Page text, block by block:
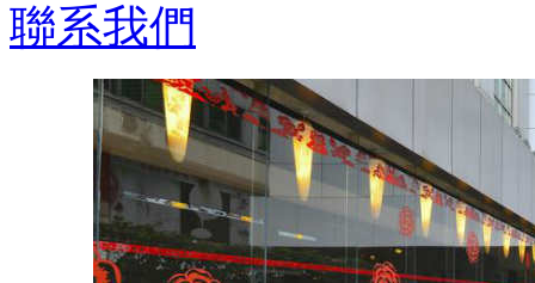
聯系我們